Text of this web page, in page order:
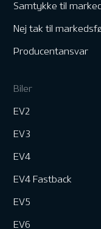
Samtykke til
Nej tak til
Producentansvar
Biler
EV2
EV3
EV4
EV4 Fastback
EV5
EV6